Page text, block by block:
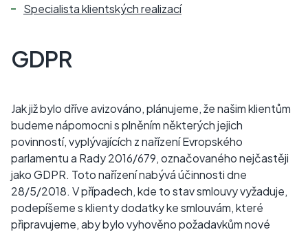
Specialista klientských realizací
GDPR
Jak již bylo dříve avizováno, plánujeme, že našim klientům
budeme nápomocni s plněním některých jejich
povinností, vyplývajících z nařízení Evropského
parlamentu a Rady 2016/679, označovaného nejčastěji
jako GDPR. Toto nařízení nabývá účinnosti dne
28/5/2018. V případech, kde to stav smlouvy vyžaduje,
podepíšeme s klienty dodatky ke smlouvám, které
připravujeme, aby bylo vyhověno požadavkům nové